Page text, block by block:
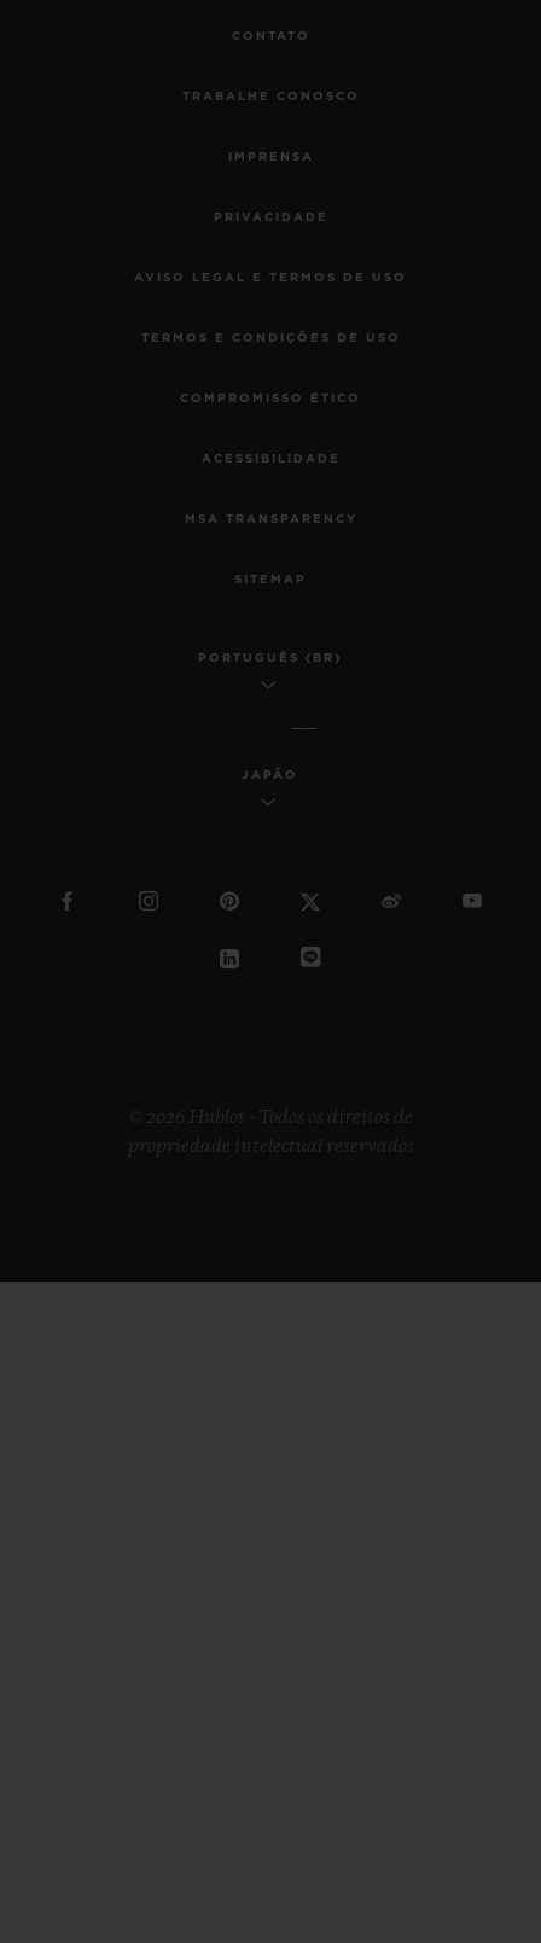
CONTATO
TRABALHE CONOSCO
IMPRENSA
PRIVACIDADE
AVISO LEGAL E TERMOS DE USO
TERMOS E CONDIÇÕES DE USO
COMPROMISSO ÉTICO
ACESSIBILIDADE
MSA TRANSPARENCY
SITEMAP
PORTUGUÊS (BR)
JAPÃO
© 2026 Hublot - Todos os direitos de
propriedade intelectual reservados